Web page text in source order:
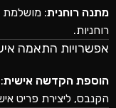
מתנה רוחנית: מושלמת
רוחניות.
אפשרויות התאמה
הוספת הקדשה אישית
הקנבס, ליצירת פריט